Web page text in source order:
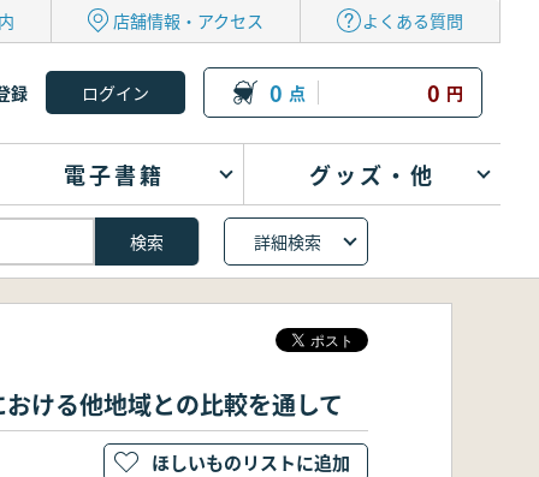
店舗情報・アクセス よくある質問
録 0 点 0 円
電子書籍 グッズ・他
詳細検索
ける他地域との比較を通して
ほしいものリストに追加